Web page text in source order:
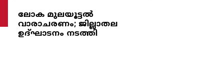
ലോക മുലയൂട്ടല്‍
വാരാചരണം; ജില്ലാതല
ഉദ്ഘാടനം നടത്തി